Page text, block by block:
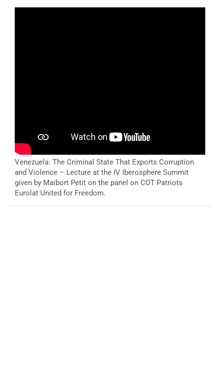
Venezuela: The Criminal State That Exports Corruption
and Violence – Lecture at the IV Iberosphere Summit
given by Maibort Petit on the panel on COT Patriots
Eurolat United for Freedom.